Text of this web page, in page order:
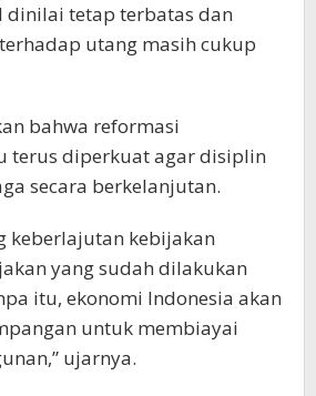
dinilai tetap terbatas dan
utang masih cukup
bahwa reformasi
terus diperkuat agar disiplin
secara berkelanjutan.
keberlajutan kebijakan
yang sudah dilakukan
itu, ekonomi Indonesia akan
untuk membiayai
ujarnya.